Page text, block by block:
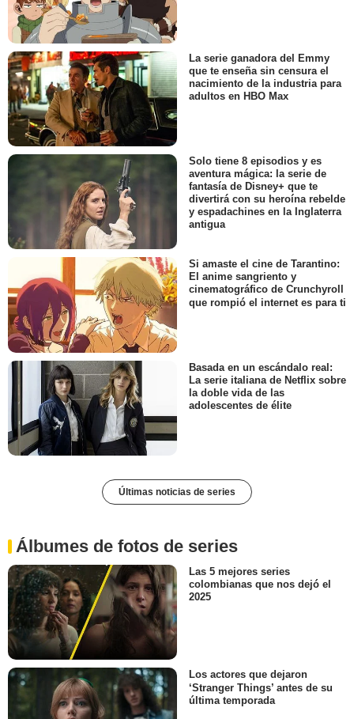
La serie ganadora del Emmy
que te enseña sin censura el
nacimiento de la industria para
adultos en HBO Max
Solo tiene 8 episodios y es
aventura mágica: la serie de
fantasía de Disney+ que te
divertirá con su heroína rebelde
y espadachines en la Inglaterra
antigua
Si amaste el cine de Tarantino:
El anime sangriento y
cinematográfico de Crunchyroll
que rompió el internet es para ti
Basada en un escándalo real:
La serie italiana de Netflix sobre
la doble vida de las
adolescentes de élite
Últimas noticias de series
Álbumes de fotos de series
Las 5 mejores series
colombianas que nos dejó el
2025
Los actores que dejaron
‘Stranger Things’ antes de su
última temporada